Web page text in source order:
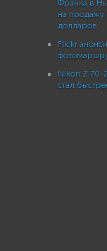
Франка в
на продажу
долларов
Flickr
Nikon Z 70-
стал